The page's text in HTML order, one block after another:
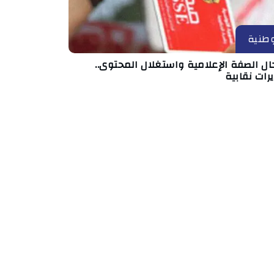
الصفة الإعلامية واستغلال المحتوى..
نقابية